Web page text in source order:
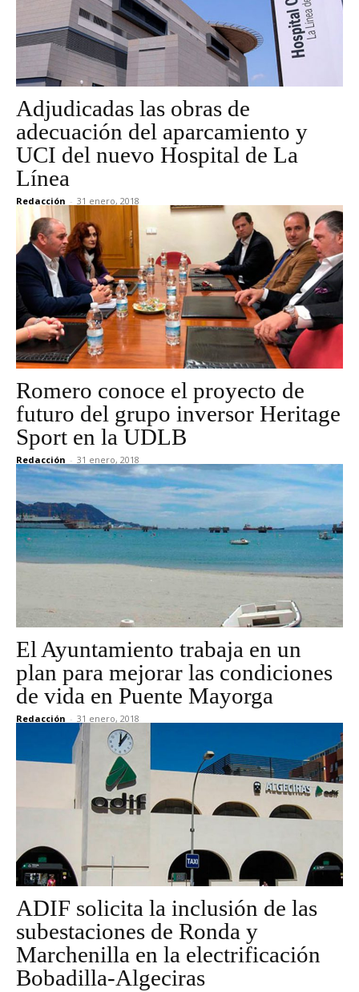
Adjudicadas las obras de
adecuación del aparcamiento y
UCI del nuevo Hospital de La
Línea
Redacción - 31 enero, 2018
Romero conoce el proyecto de
futuro del grupo inversor Heritage
Sport en la UDLB
Redacción - 31 enero, 2018
El Ayuntamiento trabaja en un
plan para mejorar las condiciones
de vida en Puente Mayorga
Redacción - 31 enero, 2018
ADIF solicita la inclusión de las
subestaciones de Ronda y
Marchenilla en la electrificación
Bobadilla-Algeciras